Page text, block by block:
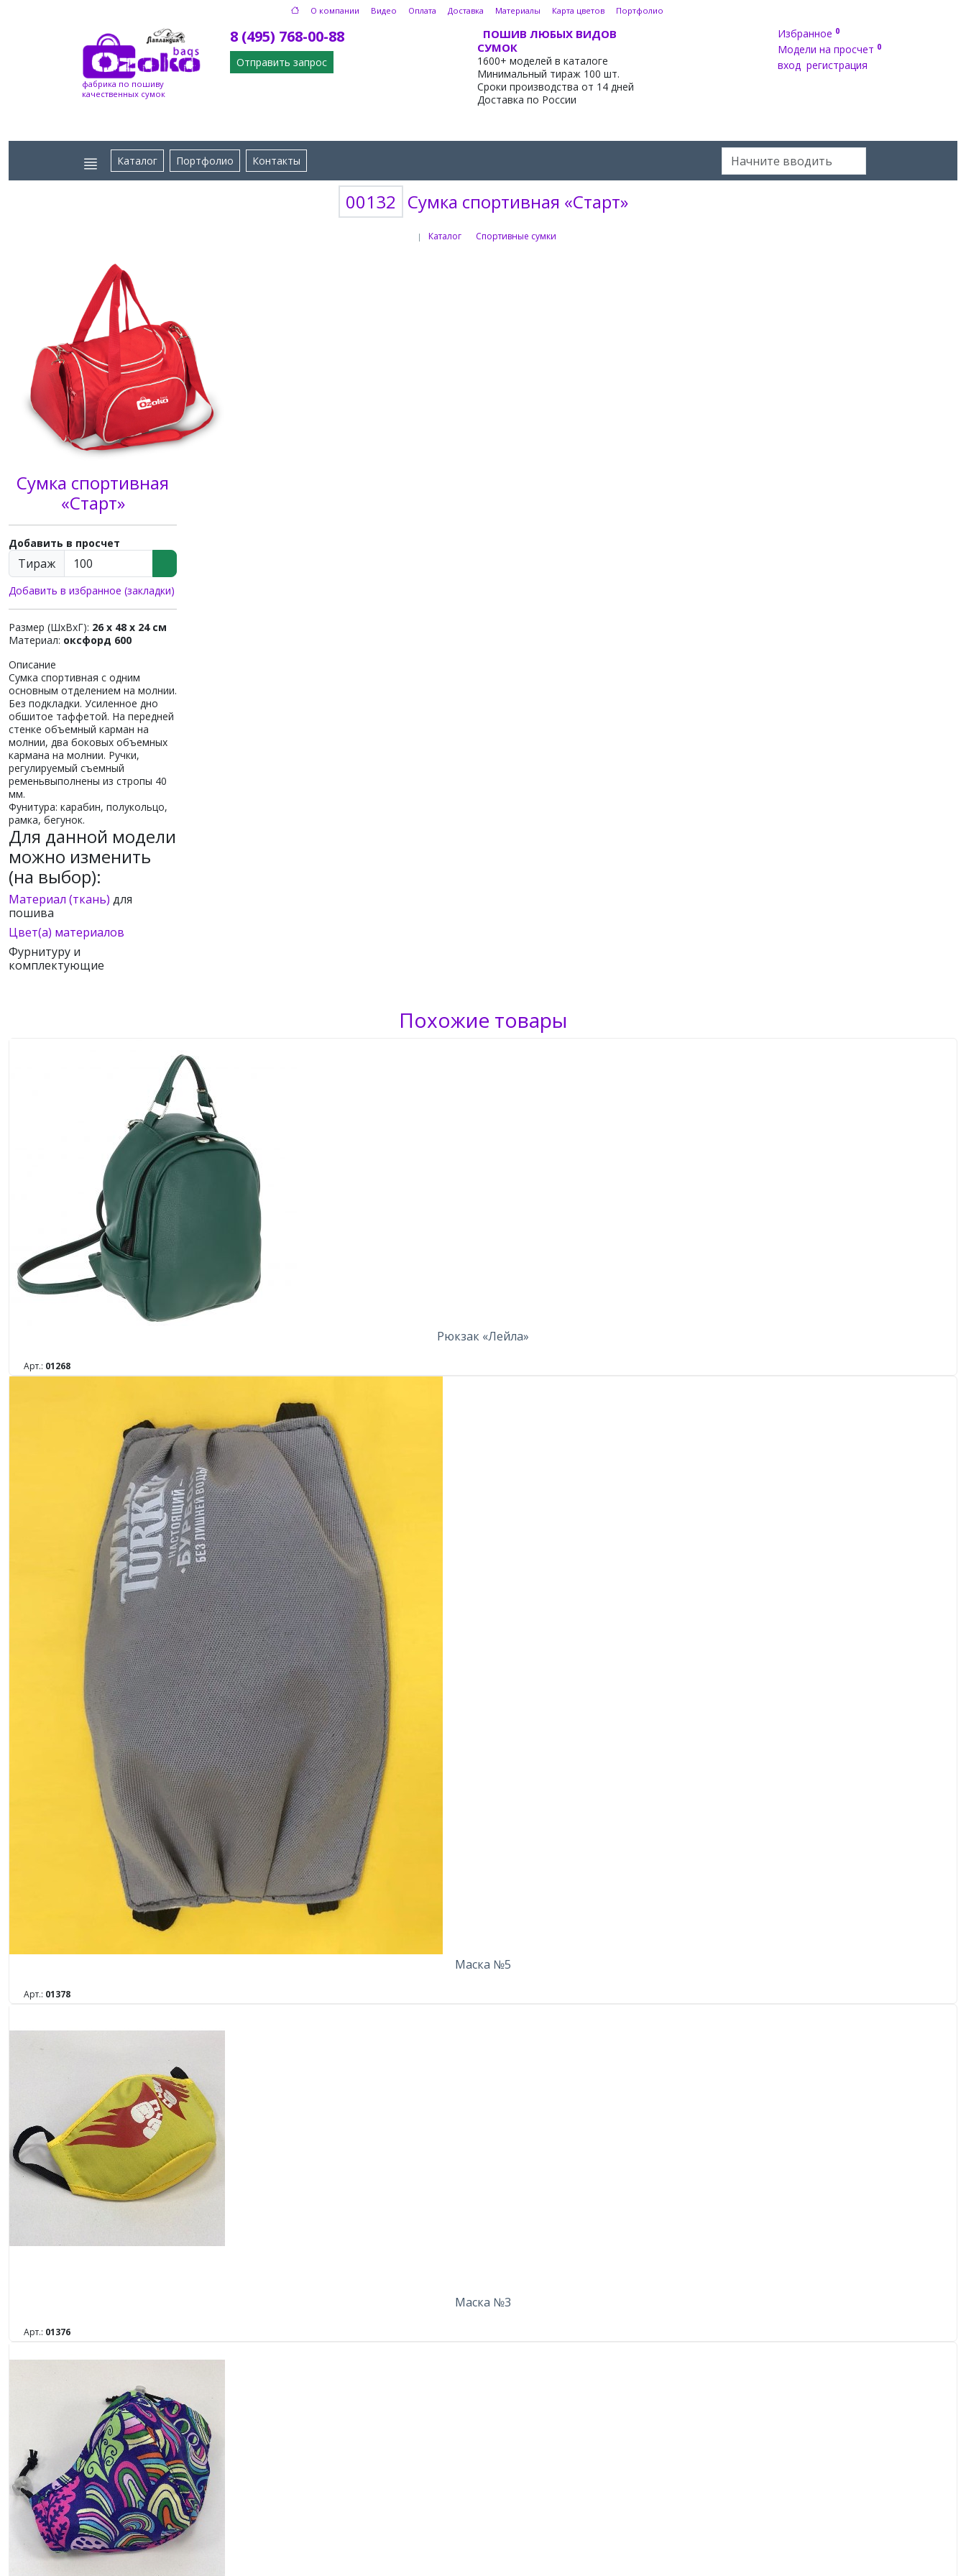
О компании Видео Оплата Доставка Материалы Карта цветов Портфолио
фабрика по пошиву
качественных сумок
8 (495) 768-00-88
Отправить запрос
ПОШИВ ЛЮБЫХ ВИДОВ
СУМОК
1600+ моделей в каталоге
Минимальный тираж 100 шт.
Сроки производства от 14 дней
Доставка по России
Избранное 0
Модели на просчет 0
вход регистрация
Каталог Портфолио Контакты
00132 Сумка спортивная «Старт»
| Каталог Спортивные сумки
Сумка спортивная
«Старт»
Добавить в просчет
Тираж
Добавить в избранное (закладки)
Размер (ШхВхГ): 26 x 48 x 24 см
Материал: оксфорд 600
Описание
Сумка спортивная с одним
основным отделением на молнии.
Без подкладки. Усиленное дно
обшитое таффетой. На передней
стенке объемный карман на
молнии, два боковых объемных
кармана на молнии. Ручки,
регулируемый съемный
ременьвыполнены из стропы 40
мм.
Фунитура: карабин, полукольцо,
рамка, бегунок.
Для данной модели
можно изменить
(на выбор):
Материал (ткань) для
пошива
Цвет(а) материалов
Фурнитуру и
комплектующие
Похожие товары
Рюкзак «Лейла»
Арт.: 01268
Маска №5
Арт.: 01378
Маска №3
Арт.: 01376